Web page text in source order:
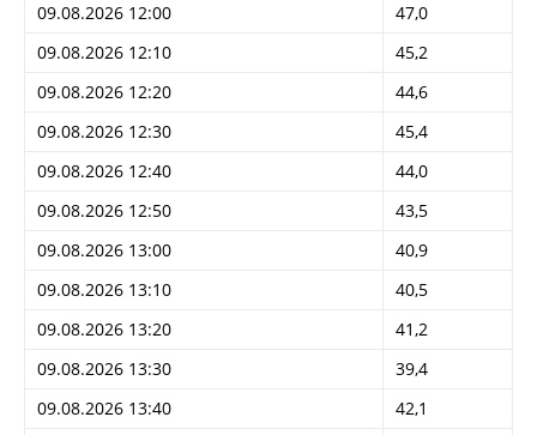
09.08.2026 12:00
47,0
09.08.2026 12:10
45,2
09.08.2026 12:20
44,6
09.08.2026 12:30
45,4
09.08.2026 12:40
44,0
09.08.2026 12:50
43,5
09.08.2026 13:00
40,9
09.08.2026 13:10
40,5
09.08.2026 13:20
41,2
09.08.2026 13:30
39,4
09.08.2026 13:40
42,1